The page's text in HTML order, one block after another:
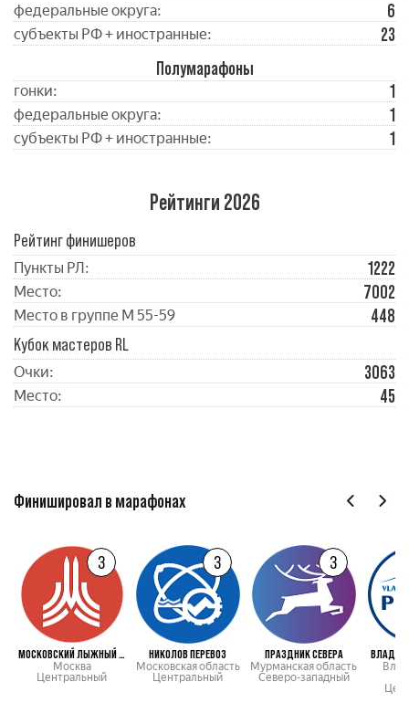
федеральные округа: 6
субъекты РФ + иностранные:
23
Полумарафоны
гонки: 1
федеральные округа: 1
субъекты РФ + иностранные: 1
Рейтинги 2026
Рейтинг финишеров
Пункты РЛ: 1222
Место: 7002
Место в группе М 55-59
448
Кубок мастеров RL
Очки: 3063
Место: 45
Финишировал в марафонах
3
МОСКОВСКИЙ ЛЫЖНЫЙ МАРАФОН
Москва
Центральный
3
НИКОЛОВ ПЕРЕВОЗ
Московская область
Центральный
3
ПРАЗДНИК СЕВЕРА
Мурманская область
Северо-западный